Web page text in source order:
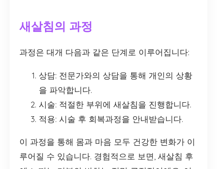
새살침의 과정
과정은 대개 다음과 같은 단계로 이루어집니다:
상담: 전문가와의 상담을 통해 개인의 상황
을 파악합니다.
시술: 적절한 부위에 새살침을 진행합니다.
적용: 시술 후 회복과정을 안내받습니다.
이 과정을 통해 몸과 마음 모두 건강한 변화가 이
루어질 수 있습니다. 경험적으로 보면, 새살침 후